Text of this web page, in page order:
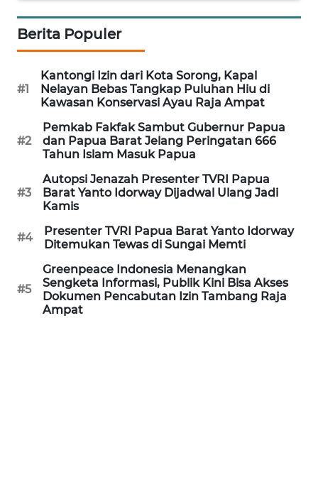
Berita Populer
#1
Kantongi Izin dari Kota Sorong, Kapal
Nelayan Bebas Tangkap Puluhan Hiu di
Kawasan Konservasi Ayau Raja Ampat
#2
Pemkab Fakfak Sambut Gubernur Papua
dan Papua Barat Jelang Peringatan 666
Tahun Islam Masuk Papua
#3
Autopsi Jenazah Presenter TVRI Papua
Barat Yanto Idorway Dijadwal Ulang Jadi
Kamis
#4
Presenter TVRI Papua Barat Yanto Idorway
Ditemukan Tewas di Sungai Memti
#5
Greenpeace Indonesia Menangkan
Sengketa Informasi, Publik Kini Bisa Akses
Dokumen Pencabutan Izin Tambang Raja
Ampat
WN
SUBANG
WN
SUKABUMI
WN
PURWAKARTA
WN
PRIANGAN
TIMUR
WN
SEMARANG
WN
SOLO